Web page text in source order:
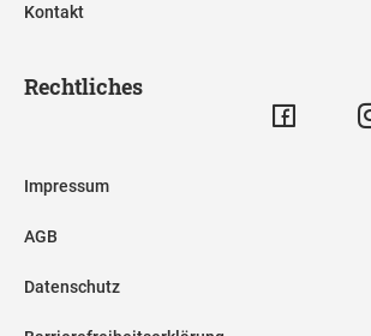
Kontakt
Rechtliches
Impressum
AGB
Datenschutz